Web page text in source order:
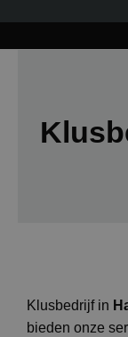
Klusbedrijf in
bieden onze